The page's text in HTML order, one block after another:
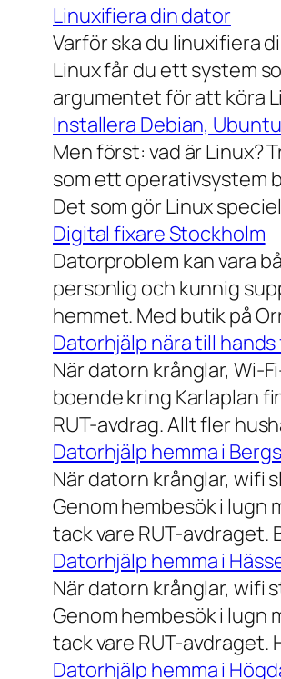
Linuxifiera din dator
Varför ska du linuxifiera
Linux får du ett system
argumentet för att köra
Installera Debian,
Men först: vad är Linux?
som ett operativsystem
Det som gör Linux
Digital fixare Stockholm
Datorproblem kan vara
personlig och kunnig
hemmet. Med butik på
Datorhjälp nära till
När datorn krånglar, Wi-
boende kring Karlaplan
RUT-avdrag. Allt fler
Datorhjälp hemma i
När datorn krånglar, wifi
Genom hembesök i
tack vare RUT-avdraget.
Datorhjälp hemma i
När datorn krånglar, wifi
Genom hembesök i
tack vare RUT-avdraget.
Datorhjälp hemma i